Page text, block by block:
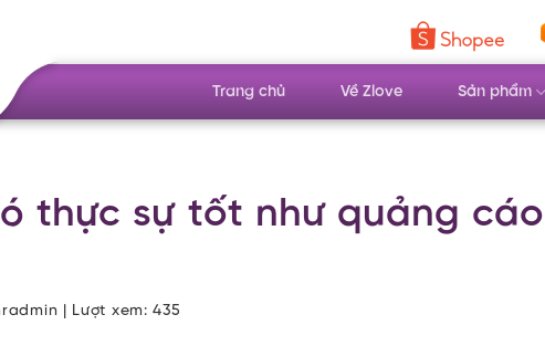
Trang chủ Về Zlove Sản phẩm
thực sự tốt như quảng cáo
| Lượt xem:435